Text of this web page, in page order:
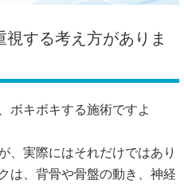
する考え方がありま
ボキボキする施術ですよ
、実際にはそれだけではあり
は、背骨や骨盤の動き、神経